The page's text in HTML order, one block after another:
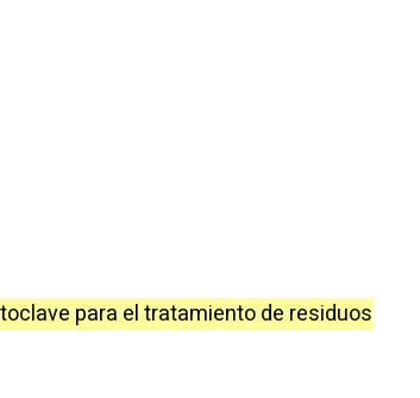
para el tratamiento de residuos